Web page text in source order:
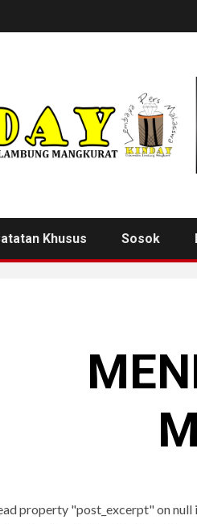
Khusus Sosok
property "post_excerpt" on null